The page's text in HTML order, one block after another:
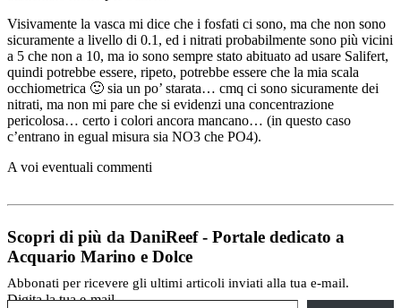
Visivamente la vasca mi dice che i fosfati ci sono, ma che non sono
sicuramente a livello di 0.1, ed i nitrati probabilmente sono più vicini
a 5 che non a 10, ma io sono sempre stato abituato ad usare Salifert,
quindi potrebbe essere, ripeto, potrebbe essere che la mia scala
occhiometrica 🙂 sia un po’ starata… cmq ci sono sicuramente dei
nitrati, ma non mi pare che si evidenzi una concentrazione
pericolosa… certo i colori ancora mancano… (in questo caso
c’entrano in egual misura sia NO3 che PO4).
A voi eventuali commenti
Scopri di più da DaniReef - Portale dedicato a
Acquario Marino e Dolce
Abbonati per ricevere gli ultimi articoli inviati alla tua e-mail.
Digita la tua e-mail...